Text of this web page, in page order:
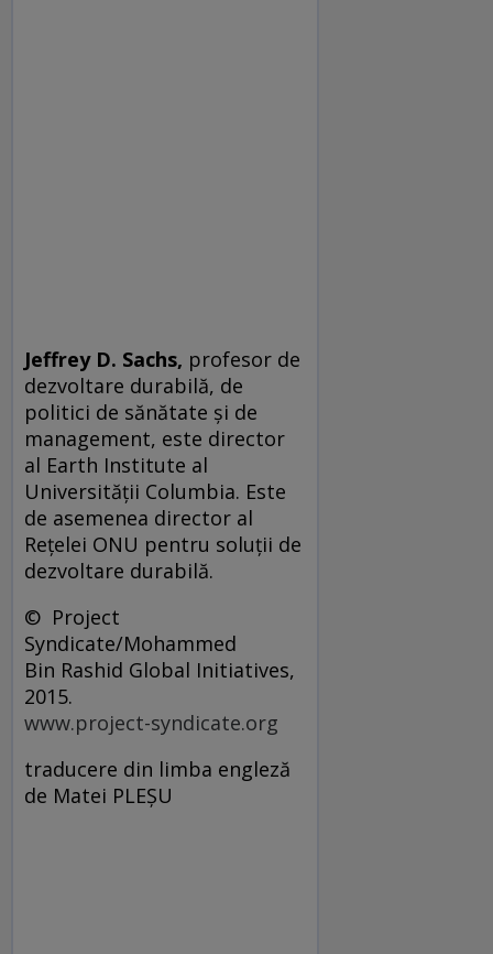
Jeffrey D. Sachs, profesor de
dezvoltare durabilă, de
politici de sănătate și de
management, este director
al Earth Institute al
Universității Columbia. Este
de asemenea director al
Rețelei ONU pentru soluții de
dezvoltare durabilă.
© Project
Syndicate/Mohammed
Bin Rashid Global Initiatives,
2015.
www.project-syndicate.org
traducere din limba engleză
de Matei PLEȘU